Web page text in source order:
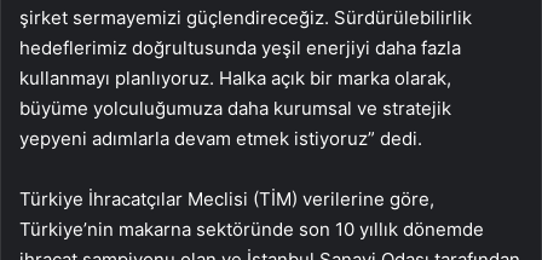
şirket sermayemizi güçlendireceğiz. Sürdürülebilirlik
hedeflerimiz doğrultusunda yeşil enerjiyi daha fazla
kullanmayı planlıyoruz. Halka açık bir marka olarak,
büyüme yolculuğumuza daha kurumsal ve stratejik
yepyeni adımlarla devam etmek istiyoruz” dedi.
Türkiye İhracatçılar Meclisi (TİM) verilerine göre,
Türkiye’nin makarna sektöründe son 10 yıllık dönemde